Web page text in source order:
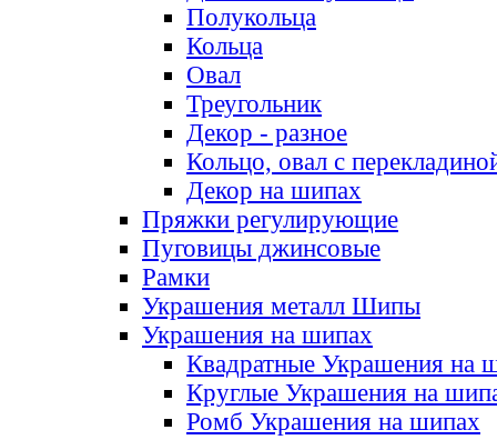
Полукольца
Кольца
Овал
Треугольник
Декор - разное
Кольцо, овал с
Декор на шипах
Пряжки регулирующие
Пуговицы джинсовые
Рамки
Украшения металл Шипы
Украшения на шипах
Квадратные Украшения на
Круглые Украшения на
Ромб Украшения на шипах